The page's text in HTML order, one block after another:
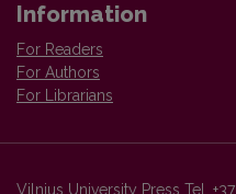
Information
For Readers
For Authors
For Librarians
Vilnius University Press Tel.